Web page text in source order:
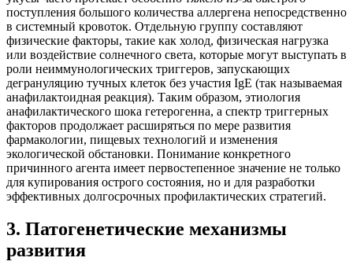
поступления большого количества аллергена непосредственно
в системный кровоток. Отдельную группу составляют
физические факторы, такие как холод, физическая нагрузка
или воздействие солнечного света, которые могут выступать в
роли неиммунологических триггеров, запускающих
дегрануляцию тучных клеток без участия IgE (так называемая
анафилактоидная реакция). Таким образом, этиология
анафилактического шока гетерогенна, а спектр триггерных
факторов продолжает расширяться по мере развития
фармакологии, пищевых технологий и изменения
экологической обстановки. Понимание конкретного
причинного агента имеет первостепенное значение не только
для купирования острого состояния, но и для разработки
эффективных долгосрочных профилактических стратегий.
3. Патогенетические механизмы
развития